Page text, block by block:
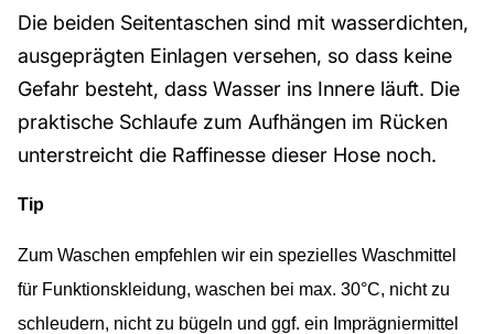
Die beiden Seitentaschen sind mit wasserdichten,
ausgeprägten Einlagen versehen, so dass keine
Gefahr besteht, dass Wasser ins Innere läuft. Die
praktische Schlaufe zum Aufhängen im Rücken
unterstreicht die Raffinesse dieser Hose noch.
Tip
Zum Waschen empfehlen wir ein spezielles Waschmittel
für Funktionskleidung, waschen bei max. 30°C, nicht zu
schleudern, nicht zu bügeln und ggf. ein Imprägniermittel